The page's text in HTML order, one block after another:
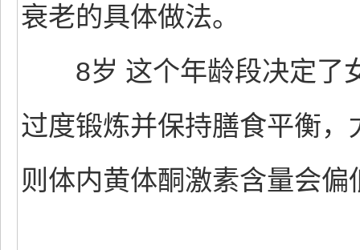
衰老的具体做法。
8岁 这个年龄段决定了
过度锻炼并保持膳食平衡
则体内黄体酮激素含量会